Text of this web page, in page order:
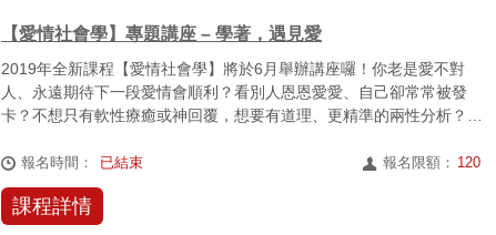
【愛情社會學】專題講座 – 學著，遇見愛
2019年全新課程【愛情社會學】將於6月舉辦講座囉！你老是愛不對
人、永遠期待下一段愛情會順利？看別人恩恩愛愛、自己卻常常被發
卡？不想只有軟性療癒或神回覆，想要有道理、更精準的兩性分析？我
報名時間： 已結束 報名限額： 120
課程詳情